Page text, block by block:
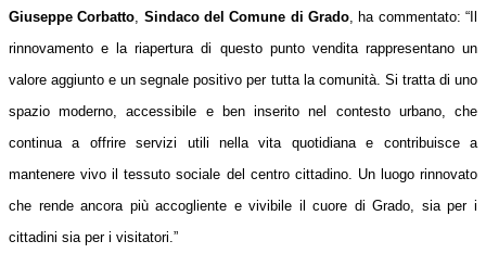
Giuseppe Corbatto Sindaco del Comune di Grado , ha commentato: “Il
rinnovamento e la riapertura di questo punto vendita rappresentano un
valore aggiunto e un segnale positivo per tutta la comunità. Si tratta di uno
spazio moderno, accessibile e ben inserito nel contesto urbano, che
continua a offrire servizi utili nella vita quotidiana e contribuisce a
mantenere vivo il tessuto sociale del centro cittadino. Un luogo rinnovato
che rende ancora più accogliente e vivibile il cuore di Grado, sia per i
cittadini sia per i visitatori.”